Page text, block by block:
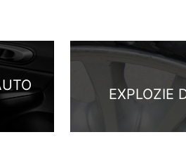
EXPLOZIE